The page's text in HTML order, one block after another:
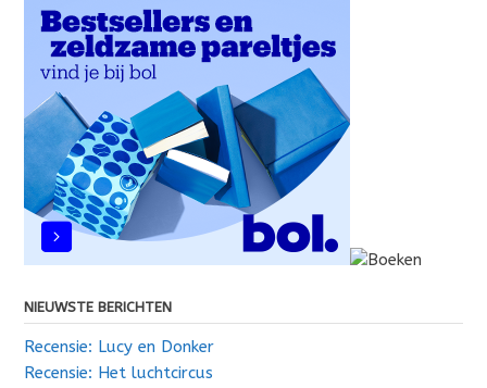
NIEUWSTE BERICHTEN
Recensie: Lucy en Donker
Recensie: Het luchtcircus